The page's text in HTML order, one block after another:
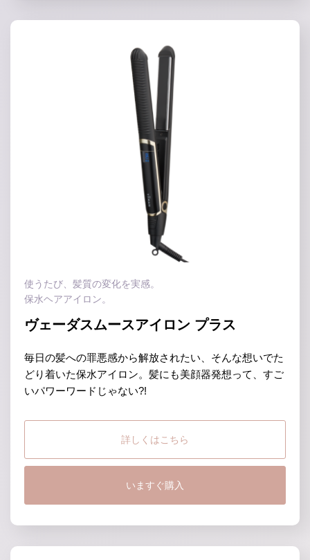
使うたび、髪質の変化を実感。
保水ヘアアイロン。
ヴェーダスムースアイロン プラス
毎日の髪への罪悪感から解放されたい、そんな想いでた
どり着いた保水アイロン。髪にも美顔器発想って、すご
いパワーワードじゃない?!
詳しくはこちら
いますぐ購入